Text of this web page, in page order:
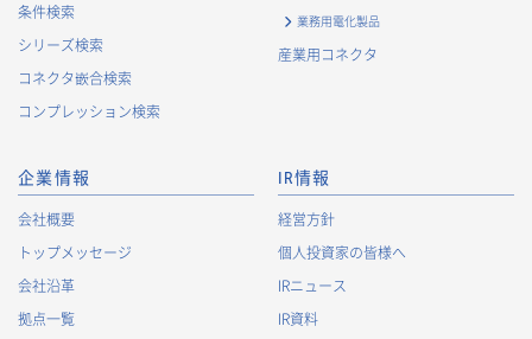
条件検索
シリーズ検索
コネクタ嵌合検索
コンプレッション検索
業務用電化製品
産業用コネクタ
企業情報
会社概要
トップメッセージ
会社沿革
拠点一覧
IR情報
経営方針
個人投資家の皆様へ
IRニュース
IR資料